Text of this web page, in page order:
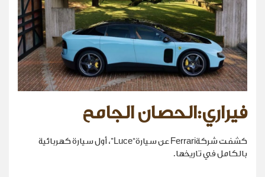
فيراري:الحصان الجامح
كشفت شركةFerrari عن سيارة“Luce”، أول سيارة كهربائية
بالكامل في تاريخها.